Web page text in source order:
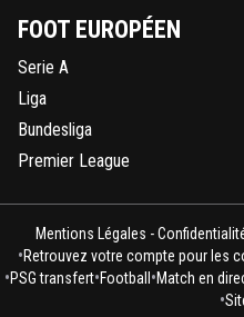
FOOT EUROPÉEN
Serie A
Liga
Bundesliga
Premier League
Mentions Légales -
•Retrouvez votre compte pour les
•PSG transfert•Football •Match en
•